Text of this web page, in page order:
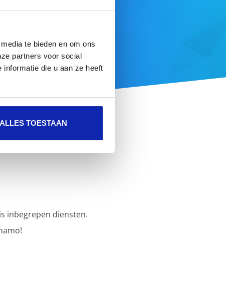
te bieden en om ons
partners voor social
die u aan ze heeft
ALLES TOESTAAN
DOMEIN ZOEKEN
inbegrepen diensten.